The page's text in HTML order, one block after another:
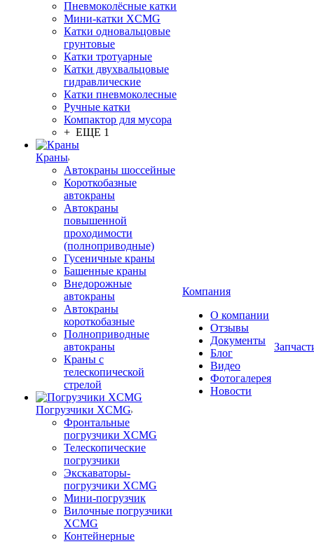
Пневмоколёсные катки
Мини-катки XCMG
Катки одновальцовые
грунтовые
Катки тротуарные
Катки двухвальцовые
гидравлические
Катки пневмоколесные
Ручные катки
Компактор для мусора
+ ЕЩЕ 1
Краны
Автокраны шоссейные
Короткобазные
автокраны
Автокраны
повышенной
проходимости
(полноприводные)
Гусеничные краны
Башенные краны
Внедорожные
автокраны
Автокраны
короткобазные
Полноприводные
автокраны
Краны с
телескопической
стрелой
Погрузчики XCMG
Фронтальные
погрузчики XCMG
Телескопические
погрузчики
Экскаваторы-
погрузчики XCMG
Мини-погрузчик
Вилочные погрузчики
XCMG
Контейнерные
Компания
О компании
Отзывы
Документы
Блог
Видео
Фотогалерея
Новости